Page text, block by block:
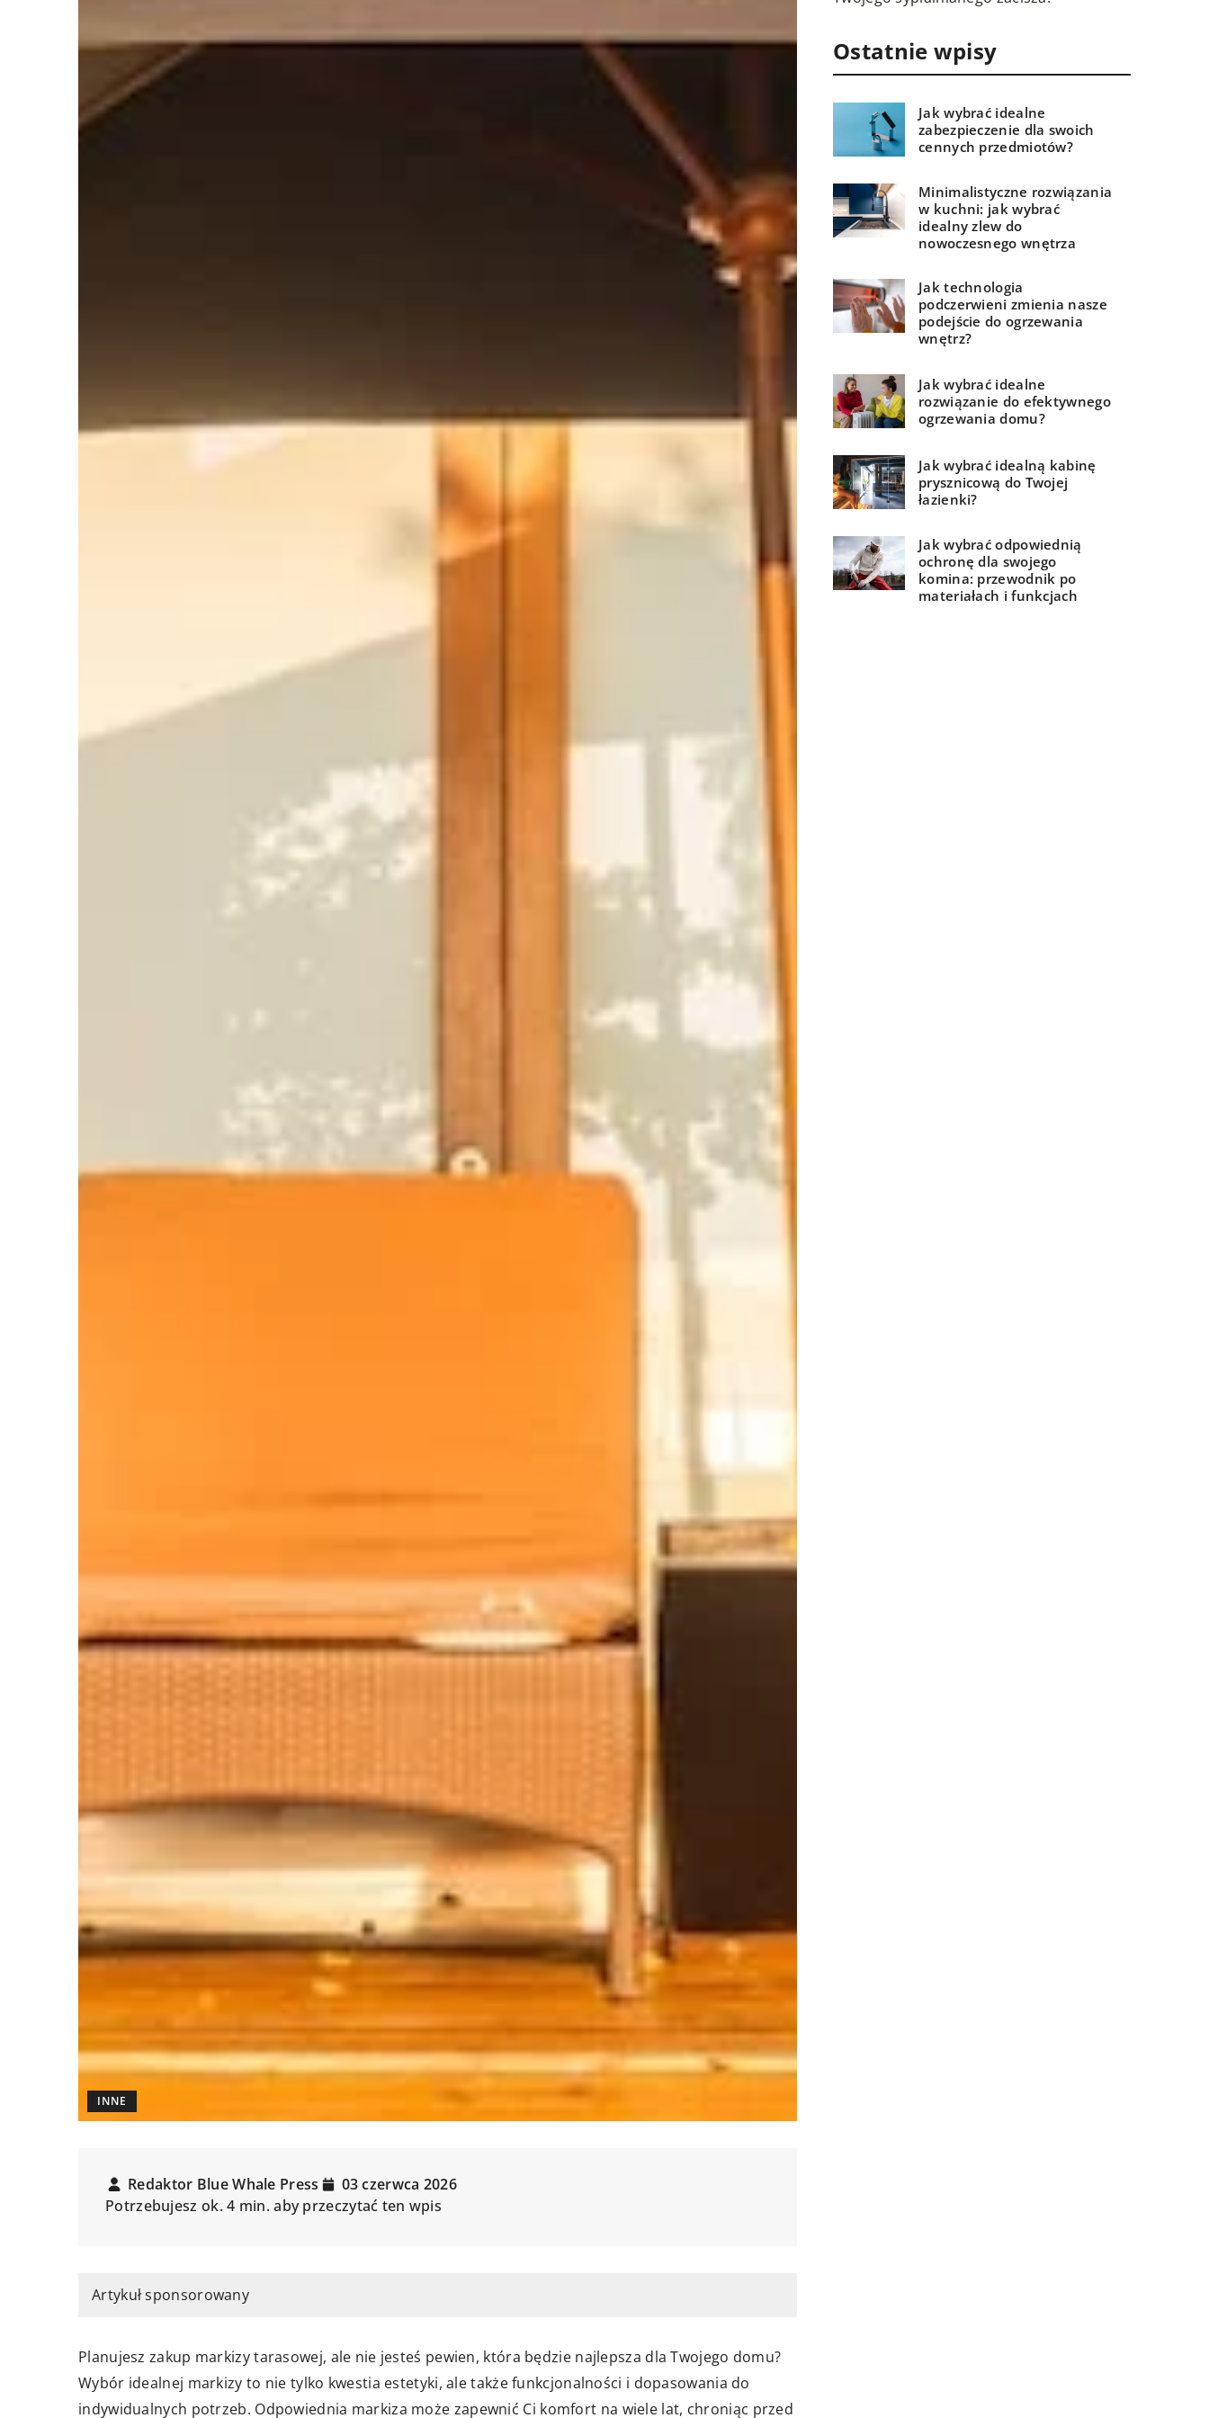
INNE
Redaktor Blue Whale Press
03 czerwca 2026
Potrzebujesz ok. 4 min. aby przeczytać ten wpis
Artykuł sponsorowany
Planujesz zakup markizy tarasowej, ale nie jesteś pewien, która będzie najlepsza dla Twojego domu?
Wybór idealnej markizy to nie tylko kwestia estetyki, ale także funkcjonalności i dopasowania do
indywidualnych potrzeb. Odpowiednia markiza może zapewnić Ci komfort na wiele lat, chroniąc przed
Ostatnie wpisy
Jak wybrać idealne
zabezpieczenie dla swoich
cennych przedmiotów?
Minimalistyczne rozwiązania
w kuchni: jak wybrać
idealny zlew do
nowoczesnego wnętrza
Jak technologia
podczerwieni zmienia nasze
podejście do ogrzewania
wnętrz?
Jak wybrać idealne
rozwiązanie do efektywnego
ogrzewania domu?
Jak wybrać idealną kabinę
prysznicową do Twojej
łazienki?
Jak wybrać odpowiednią
ochronę dla swojego
komina: przewodnik po
materiałach i funkcjach